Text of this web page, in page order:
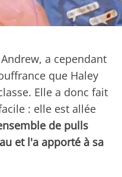
a cependant
que Haley
Elle a donc fait
: elle est allée
de pulls
et l'a apporté à sa